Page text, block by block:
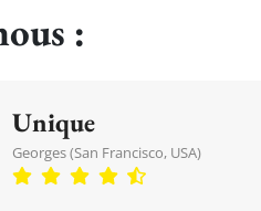
:
Unique
Georges (San Francisco, USA)